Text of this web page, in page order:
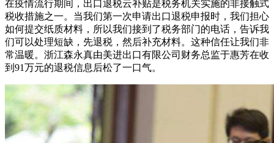
在疫情流行期间，出口退税云补贴是税务机关实施的非接触式
税收措施之一。当我们第一次申请出口退税申报时，我们担心
如何提交纸质材料，所以我们接到了税务部门的电话，告诉我
们可以处理短缺，先退税，然后补充材料。这种信任让我们非
常温暖。浙江森永真由美进出口有限公司财务总监于惠芳在收
到91万元的退税信息后松了一口气。